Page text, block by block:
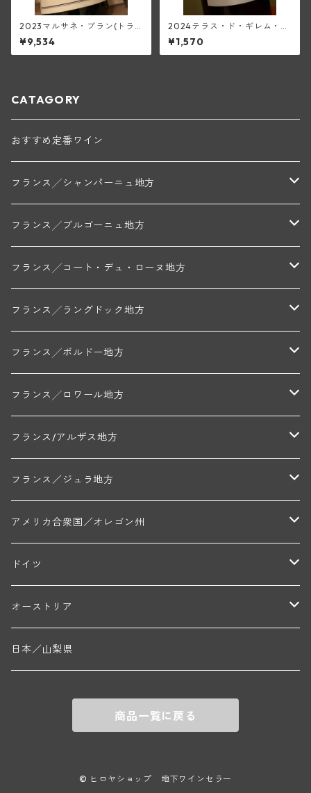
2023マルサネ・ブラン(トラ
ペ)
¥9,534
2024テラス・ド・ギレム・ル
ージュ・ヴィエーユ・ヴィー
ニュ<ペイ・デロ―>(ムーラ
ン・ド・ガサック)
¥1,570
CATAGORY
おすすめ定番ワイン
フランス╱シャンパーニュ地方
モンターニュ・ド・ランス
トリシェ・ディディエ
コート・デ・ブラン
ミッシェル・ジュネ
フランス╱ブルゴーニュ地方
シャブリ地区
プティ・ポンティニィ(シャブリ)
アラン・マティアス(トネロワ)
コート・ド・ニュイ地区
クロード・デュガ(ジュヴレ・シャンベルタン)
セラファン・ペール・エ・フィス(ジュヴレ・シャンベルタン)
エマニュエル・ルジェ(フラジェ・エシェゾー)
ニコラ・ルジェ(フラジェ・エシェゾー)
ドニ・モルテ(ジュヴレ・シャンベルタン)
コート・ド・ボーヌ地区
フランソワーズ・ジャニアール(ペルナン・ヴェルジュレス)
マルキ・ダンジェルヴィル(ヴォルネー)
ドニ・ペール・エ・フィス(ペルナン・ヴェルジュレス)
コント・ラフォン(ムルソー)
フランソワ・ミクルスキ(ムルソー)
コート・シャロネーズ地区
ロワイエ(コート・デュ・クーショワ)
A&Pド・ヴィレーヌ(ブーズロン)
マコネ地区
マンシア・ポンセ(シャントレ)
ボージョレ地区
フランク・ジュイヤール(ジュリエナ)
ギイ・ブルトン(モルゴン)
フランス╱コート・デュ・ローヌ地方
北部地区
ジャン・ルイ・シャーヴ(エルミタージュ)
ジャン・ルイ・シャーヴ・セレクション(エルミタージュ)
南部地区
ル・ヴュー・ドンジョン(シャトーヌフ・デュ・パプ)
シャトー・ライヤ(シャトーヌフ・デュ・パプ)
フランス╱ラングドック地方
コトー・デュ・ラングドック地区
ド・ロルチュ(ヴァルフローネ)
ヴァン・ド・ペイ・ド・レロー
ムーラン・ド・ガサック
フランス╱ボルドー地方
アントル・ドゥー・メール地区
シャトー・レストリーユ
メドック地区
シャトー・ル・タンプル
フランス╱ロワール地方
ペイ・ナンテ地区
デ・オー・ペミオン(ムスカデ)
サントル・ニヴェルネ地区
ディディエ・ダグノー(プイィ・フュメ)
レジス・ミネ(プイィ・フュメ)
トゥーレーヌ地区
ド・ラ・ノブレ(シノン)
フランス/アルザス地方
ロリー・ガスマン
フランス／ジュラ地方
アルボワ
ペリカン
アメリカ合衆国／オレゴン州
ウィラメット・ヴァレー
ニコラ・ジェイ
ドイツ
ラインガウ
ゲオルグ・ブロイヤー
フランケン
オーストリア
テルメンレギオン
セップ・モーザ―
カンプタール
日本／山梨県
商品一覧に戻る
© ヒロヤショップ 地下ワインセラー